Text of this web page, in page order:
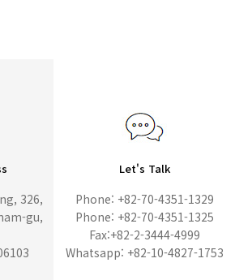
326,
gu,
Let's Talk
Phone: +82-70-4351-1329
Phone: +82-70-4351-1325
Fax:+82-2-3444-4999
Whatsapp: +82-10-4827-1753